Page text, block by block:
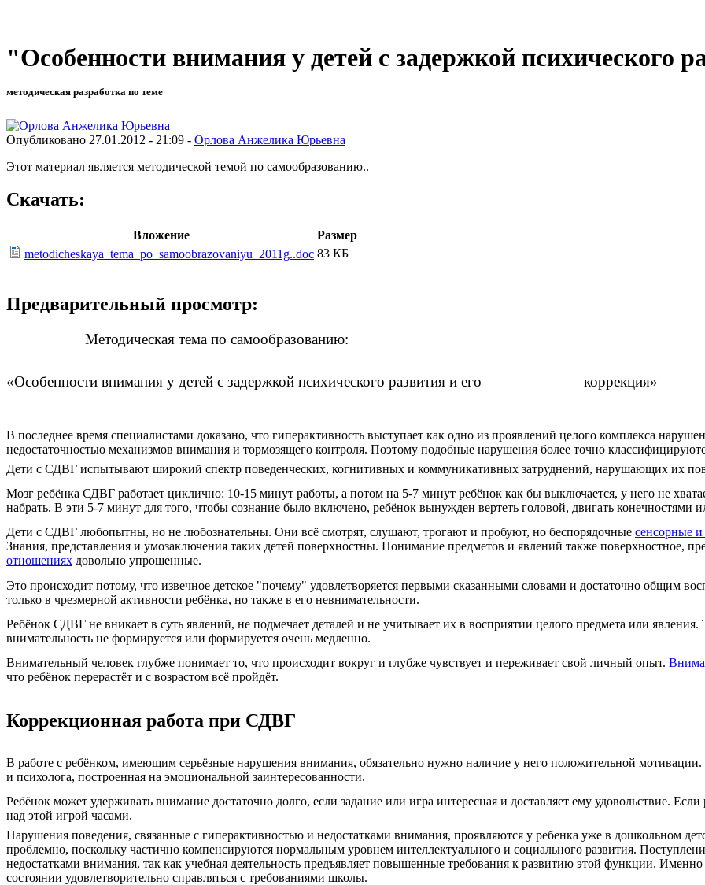
"Особенности внимания у детей с задержкой психического
методическая разработка по теме
Опубликовано 27.01.2012 - 21:09 - Орлова Анжелика Юрьевна
Этот материал является методической темой по самообразованию..
Скачать:
Вложение
Размер
metodicheskaya_tema_po_samoobrazovaniyu_2011g..doc 83 КБ
Предварительный просмотр:
Методическая тема по самообразованию:
«Особенности внимания у детей с задержкой психического развития и его коррекция»
В последнее время специалистами доказано, что гиперактивность выступает как одно из проявлений целого комплекса
недостаточностью механизмов внимания и тормозящего контроля. Поэтому подобные нарушения более точно
Дети с СДВГ испытывают широкий спектр поведенческих, когнитивных и коммуникативных затруднений, нарушающих их
Мозг ребёнка СДВГ работает циклично: 10-15 минут работы, а потом на 5-7 минут ребёнок как бы выключается, у него не
набрать. В эти 5-7 минут для того, чтобы сознание было включено, ребёнок вынужден вертеть головой, двигать конечностями
Дети с СДВГ любопытны, но не любознательны. Они всё смотрят, слушают, трогают и пробуют, но беспорядочные сенсорные
Знания, представления и умозаключения таких детей поверхностны. Понимание предметов и явлений также поверхностное,
отношениях довольно упрощенные.
Это происходит потому, что извечное детское "почему" удовлетворяется первыми сказанными словами и достаточно общим
только в чрезмерной активности ребёнка, но также в его невнимательности.
Ребёнок СДВГ не вникает в суть явлений, не подмечает деталей и не учитывает их в восприятии целого предмета или
внимательность не формируется или формируется очень медленно.
Внимательный человек глубже понимает то, что происходит вокруг и глубже чувствует и переживает свой личный опыт.
что ребёнок перерастёт и с возрастом всё пройдёт.
Коррекционная работа при СДВГ
В работе с ребёнком, имеющим серьёзные нарушения внимания, обязательно нужно наличие у него положительной мотивации.
и психолога, построенная на эмоциональной заинтересованности.
Ребёнок может удерживать внимание достаточно долго, если задание или игра интересная и доставляет ему удовольствие.
над этой игрой часами.
Нарушения поведения, связанные с гиперактивностью и недостатками внимания, проявляются у ребенка уже в дошкольном
проблемно, поскольку частично компенсируются нормальным уровнем интеллектуального и социального развития.
недостатками внимания, так как учебная деятельность предъявляет повышенные требования к развитию этой функции.
состоянии удовлетворительно справляться с требованиями школы.